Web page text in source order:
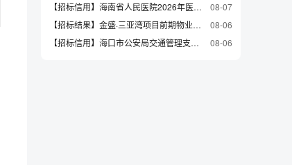
【招标信用】海南省人民医院2026年医疗设备产品调研会（十三）公告
08-07
【招标结果】金盛·三亚湾项目前期物业服务中标公示公告
08-06
【招标信用】海口市公安局交通管理支队海口市公安局交通管理支队机动车驾驶人考试购买服务项目政府采购合同公告
08-06